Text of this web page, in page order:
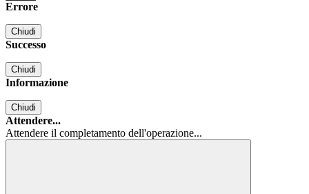
Errore
Chiudi
Successo
Chiudi
Informazione
Chiudi
Attendere...
Attendere il completamento dell'operazione...